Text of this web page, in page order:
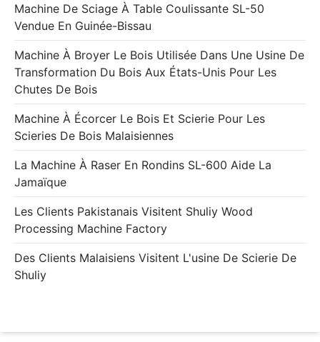
Machine De Sciage À Table Coulissante SL-50
Vendue En Guinée-Bissau
Machine À Broyer Le Bois Utilisée Dans Une Usine De
Transformation Du Bois Aux États-Unis Pour Les
Chutes De Bois
Machine À Écorcer Le Bois Et Scierie Pour Les
Scieries De Bois Malaisiennes
La Machine À Raser En Rondins SL-600 Aide La
Jamaïque
Les Clients Pakistanais Visitent Shuliy Wood
Processing Machine Factory
Des Clients Malaisiens Visitent L'usine De Scierie De
Shuliy